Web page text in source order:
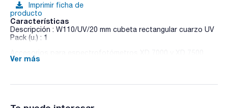
Imprimir ficha de
producto
Características
Descripción : W110/UV/20 mm cubeta rectangular cuarzo UV
Pack (u.) : 1
Ver más